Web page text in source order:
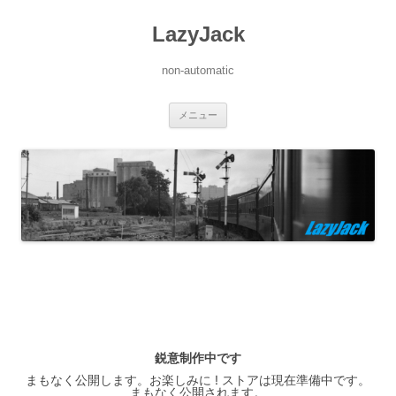
LazyJack
non-automatic
メニュー
ツ
へ
ス
キ
ッ
プ
鋭意制作中です
まもなく公開します。お楽しみに ! ストアは現在準備中です。
まもなく公開されます。